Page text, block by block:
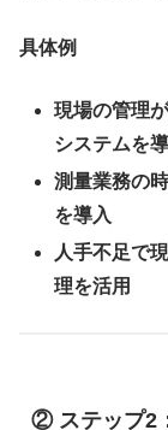
具体例
現場の管理
システムを
測量業務の
を導入
人手不足で
理を活用
② ステップ2